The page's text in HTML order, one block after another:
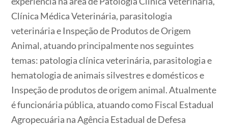
Clínica Médica Veterinária, parasitologia
veterinária e Inspeção de Produtos de Origem
Animal, atuando principalmente nos seguintes
temas: patologia clínica veterinária, parasitologia e
hematologia de animais silvestres e domésticos e
Inspeção de produtos de origem animal. Atualmente
é funcionária pública, atuando como Fiscal Estadual
Agropecuária na Agência Estadual de Defesa